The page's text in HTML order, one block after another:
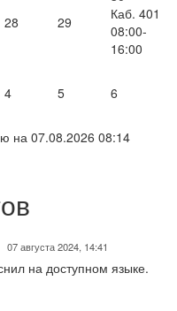
28 29
Каб. 401
08:00-
16:00
4 5 6
на 07.08.2026 08:14
07 августа 2024, 14:41
на доступном языке.